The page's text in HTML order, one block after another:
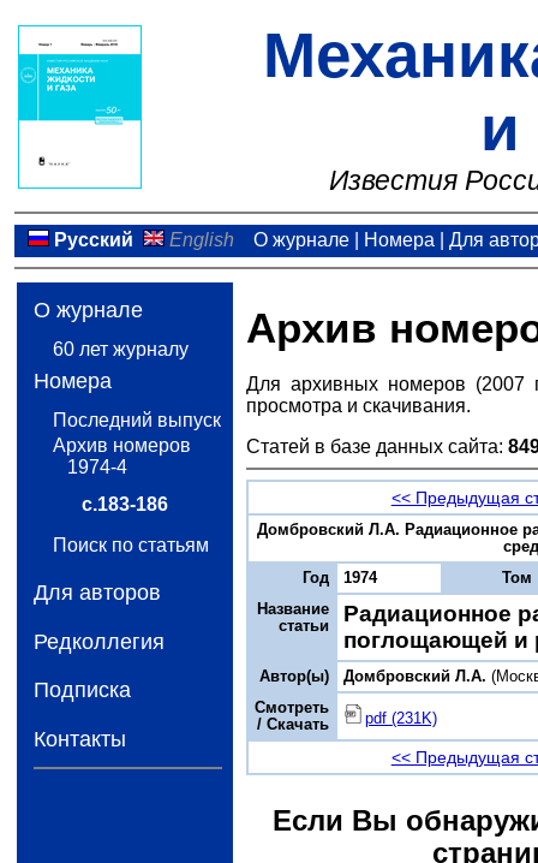
и
Известия
Русский English О журнале| Номера Для
О журнале
60 лет журналу
Номера
Последний выпуск
Архив номеров
1974-4
с.183-186
Поиск по статьям
Для авторов
Редколлегия
Подписка
Контакты
Архив
Для архивных номеров (2007
просмотра и скачивания.
Статей в базе данных сайта:
<< Предыдущая
Домбровский Л.А. Радиационное
Год
1974
Том
Название
статьи
Радиационное
поглощающей и
Автор(ы) Домбровский Л.А.
Смотреть
/ Скачать
pdf (231K)
<< Предыдущая
Если Вы